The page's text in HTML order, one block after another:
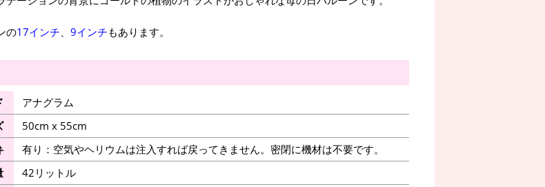
の17インチ 9インチもあります。
アナグラム
50cm x 55cm
有り：空気やヘリウムは注入すれば戻ってきません。密閉に機材は不要です。
42リットル